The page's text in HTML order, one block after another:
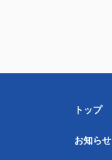
トップ
お知らせ